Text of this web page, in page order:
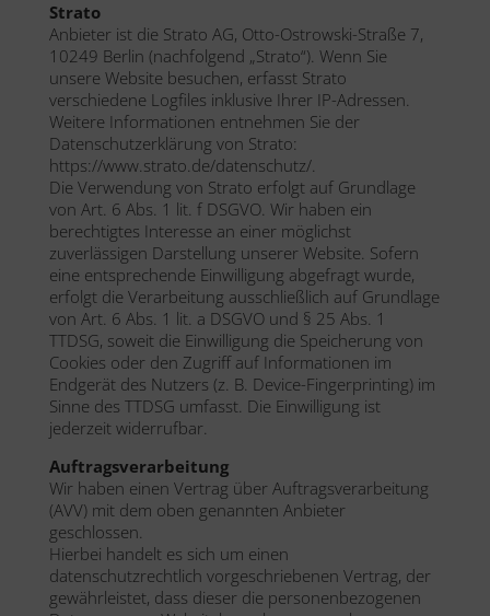
Strato
Anbieter ist die Strato AG, Otto-Ostrowski-Straße 7,
10249 Berlin (nachfolgend „Strato“). Wenn Sie
unsere Website besuchen, erfasst Strato
verschiedene Logfiles inklusive Ihrer IP-Adressen.
Weitere Informationen entnehmen Sie der
Datenschutzerklärung von Strato:
https://www.strato.de/datenschutz/.
Die Verwendung von Strato erfolgt auf Grundlage
von Art. 6 Abs. 1 lit. f DSGVO. Wir haben ein
berechtigtes Interesse an einer möglichst
zuverlässigen Darstellung unserer Website. Sofern
eine entsprechende Einwilligung abgefragt wurde,
erfolgt die Verarbeitung ausschließlich auf Grundlage
von Art. 6 Abs. 1 lit. a DSGVO und § 25 Abs. 1
TTDSG, soweit die Einwilligung die Speicherung von
Cookies oder den Zugriff auf Informationen im
Endgerät des Nutzers (z. B. Device-Fingerprinting) im
Sinne des TTDSG umfasst. Die Einwilligung ist
jederzeit widerrufbar.
Auftragsverarbeitung
Wir haben einen Vertrag über Auftragsverarbeitung
(AVV) mit dem oben genannten Anbieter
geschlossen.
Hierbei handelt es sich um einen
datenschutzrechtlich vorgeschriebenen Vertrag, der
gewährleistet, dass dieser die personenbezogenen